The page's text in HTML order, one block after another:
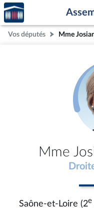
Aller au contenu
Aller en bas de la page
Accèder
à la
page
d'accueil
Vos députés
Mme
Saône-et-Loire (2e